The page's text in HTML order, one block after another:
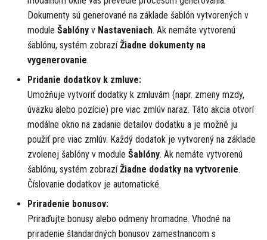
Dokumenty sú generované na základe šablón vytvorených v
module Šablóny v Nastaveniach. Ak nemáte vytvorenú
šablónu, systém zobrazíŽiadne dokumenty na
vygenerovanie.
Pridanie dodatkov k zmluve:
Umožňuje vytvoriť dodatky k zmluvám (napr. zmeny mzdy,
úväzku alebo pozície) pre viac zmlúv naraz. Táto akcia otvorí
modálne okno na zadanie detailov dodatku a je možné ju
použiť pre viac zmlúv. Každý dodatok je vytvorený na základe
zvolenej šablóny v module Šablóny. Ak nemáte vytvorenú
šablónu, systém zobrazíŽiadne dodatky na vytvorenie.
Číslovanie dodatkov je automatické.
Priradenie bonusov:
Priraďujte bonusy alebo odmeny hromadne. Vhodné na
priradenie štandardných bonusov zamestnancom s